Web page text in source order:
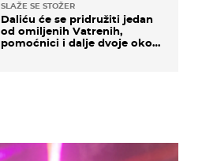
SLAŽE SE STOŽER
Daliću će se pridružiti jedan
od omiljenih Vatrenih,
pomoćnici i dalje dvoje oko